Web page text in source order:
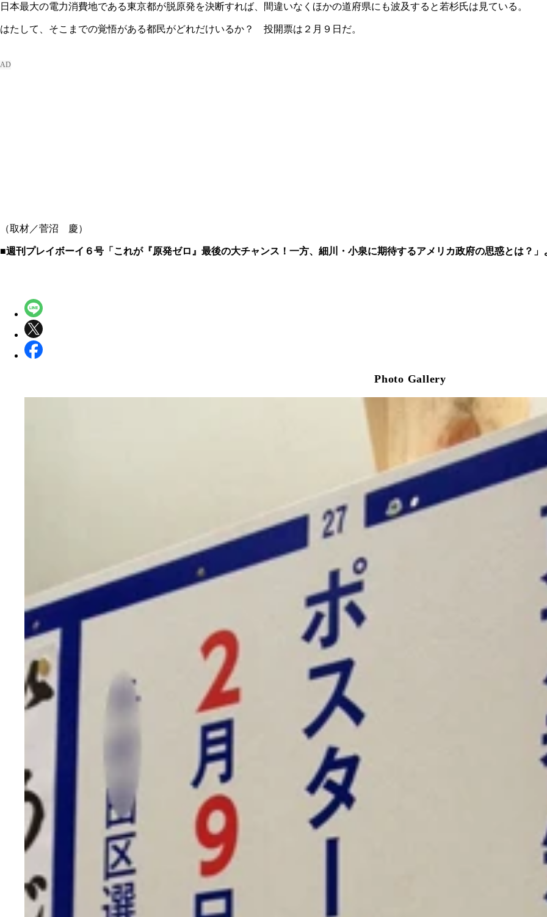
日本最大の電力消費地である東京都が脱原発を決断すれば、間違いなくほかの道府県にも波及すると若杉氏は見ている。
はたして、そこまでの覚悟がある都民がどれだけいるか？ 投開票は２月９日だ。
（取材／菅沼 慶）
■週刊プレイボーイ６号「これが『原発ゼロ』最後の大チャンス！一方、細川・小泉に期待するアメリカ政府の思惑とは？」
Photo Gallery